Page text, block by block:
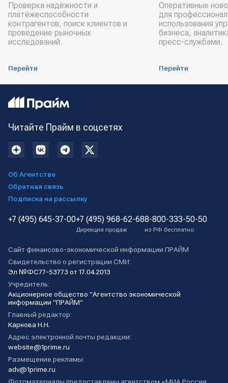
Проверка надёжности и
платёжеспособности
контрагентов, поиск клиентов и
проведение рыночных
исследований.
Перейти
Оперативные
для
использования
бизнеса,
пресс-службами.
Перейти
Читайте Прайм в соцсетях
Об Агентстве
Обратная связь
Подписка на рассылку
+7 (495) 645-37-00+7 (495) 968-62-68
Дирекция продаж
8-800-333-50-50
из РФ бесплатно
Сайт финансово-экономической информации ПРАЙМ
Свидетельство о регистрации СМИ:
Эл №ФС77-53773 от 17.04.2013
Учредитель:
Акционерное общество "Агентство экономической
информации "ПРАЙМ"
Главный редактор:
Карнова Н.Н.
Адрес электронной почты редакции:
website@1prime.ru
Размещение рекламы:
adv@1prime.ru